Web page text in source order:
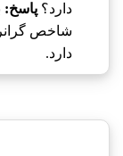
دارد؟ پاسخ:
شاخص
دارد.